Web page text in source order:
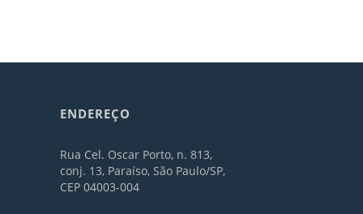
ENDEREÇO
Rua Cel. Oscar Porto, n. 813,
conj. 13, Paraíso, São Paulo/SP,
CEP 04003-004